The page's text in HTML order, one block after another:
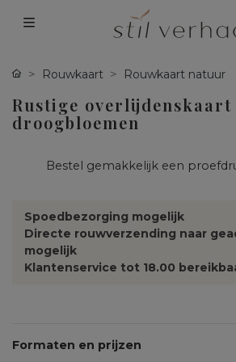
Rouwkaart Rouwkaart natuur
Rustige
droogbloemen
Bestel gemakkelijk een
Spoedbezorging mogelijk
Directe rouwverzending naar
mogelijk
Klantenservice tot 18.00
Formaten en prijzen